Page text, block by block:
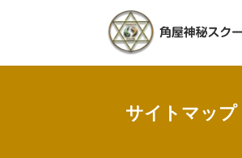
サイトマップ